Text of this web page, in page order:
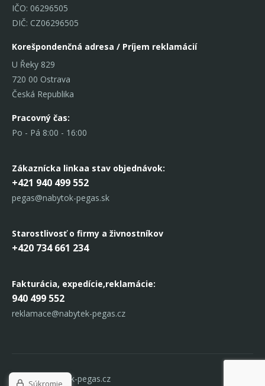
IČO: 06296505
DIČ: CZ06296505
Korešpondenčná adresa / Príjem reklamácií
U Řeky 829
720 00 Ostrava
Česká Republika
Pracovný čas:
Po - Pá 8:00 - 16:00
Zákaznícka linkaa stav objednávok:
+421 940 499 552
pegas@nabytok-pegas.sk
Starostlivosť o firmy a živnostníkov
+420 734 661 234
Fakturácia, expedície,reklamácie:
940 499 552
reklamace@nabytek-pegas.cz
© 2017 Nabytek-pegas.cz
Súkromie